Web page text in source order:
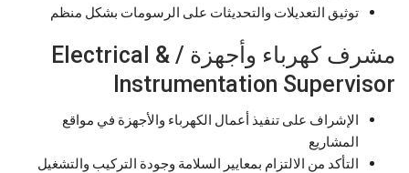
توثيق التعديلات والتحديثات على الرسومات بشكل منظم
مشرف كهرباء وأجهزة / Electrical &
Instrumentation Supervisor
الإشراف على تنفيذ أعمال الكهرباء والأجهزة في مواقع
المشاريع
التأكد من الالتزام بمعايير السلامة وجودة التركيب والتشغيل